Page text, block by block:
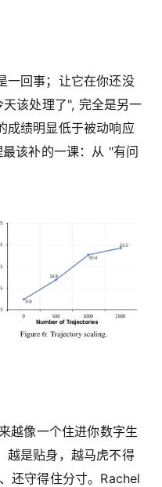
一回事；让它在你还没
该处理了", 完全是另一
成绩明显低于被动响应
该补的一课：从 "有问
越像一个住进你数字生
越是贴身，越马虎不得
还守得住分寸。Rachel